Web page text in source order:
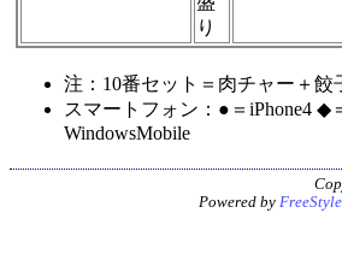
り
注：10番セット＝肉チャー＋餃
スマートフォン：●＝iPhone4 ◆
WindowsMobile
Powered by